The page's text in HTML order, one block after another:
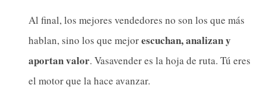
Al final, los mejores vendedores no son los que más
hablan, sino los que mejorescuchan, analizan y
aportan valor. Vasavender es la hoja de ruta. Tú eres
el motor que la hace avanzar.